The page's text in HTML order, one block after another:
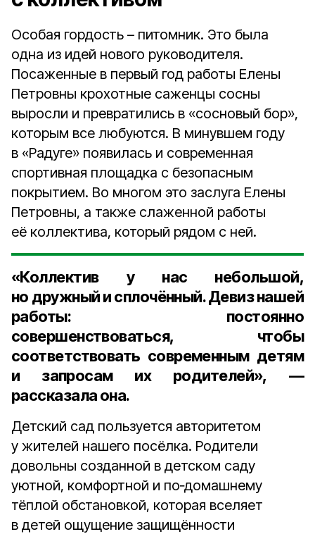
Особая гордость – питомник. Это была
одна из идей нового руководителя.
Посаженные в первый год работы Елены
Петровны крохотные саженцы сосны
выросли и превратились в «сосновый бор»,
которым все любуются. В минувшем году
в «Радуге» появилась и современная
спортивная площадка с безопасным
покрытием. Во многом это заслуга Елены
Петровны, а также слаженной работы
её коллектива, который рядом с ней.
«Коллектив у нас небольшой,
но дружный и сплочённый. Девиз нашей
работы: постоянно
совершенствоваться, чтобы
соответствовать современным детям
и запросам их родителей», —
рассказала она.
Детский сад пользуется авторитетом
у жителей нашего посёлка. Родители
довольны созданной в детском саду
уютной, комфортной и по‑домашнему
тёплой обстановкой, которая вселяет
в детей ощущение защищённости